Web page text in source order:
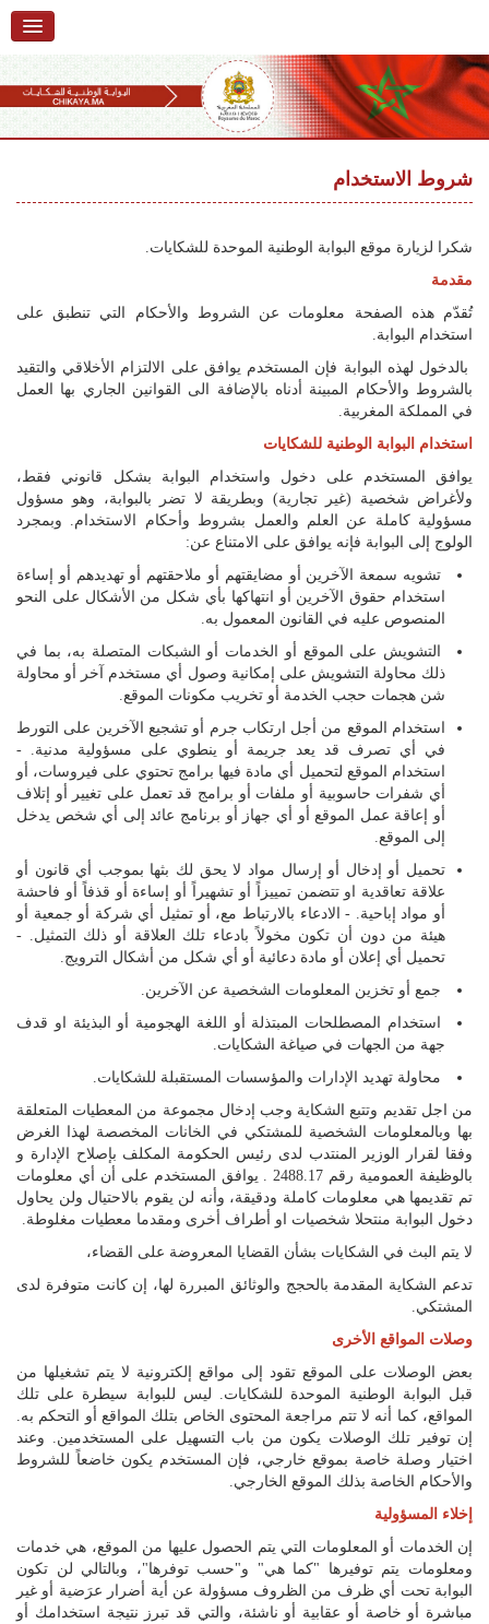
الرئيسية
حول البوابة
تقديم شكاية
تقديم ملاحظة
تقديم إقتراح
أسئلة وأجوبة
إحصائيات
أرقام الشكايات
اللغة
Français
العربية
navigation
content
شروط الاستخدام
شكرا لزيارة موقع البوابة الوطنية الموحدة للشكايات.
مقدمة
تُقدّم هذه الصفحة معلومات عن الشروط والأحكام التي تنطبق على
استخدام البوابة.
بالدخول لهذه البوابة فإن المستخدم يوافق على الالتزام الأخلاقي والتقيد
بالشروط والأحكام المبينة أدناه بالإضافة الى القوانين الجاري بها العمل
في المملكة المغربية.
استخدام البوابة الوطنية للشكايات
يوافق المستخدم على دخول واستخدام البوابة بشكل قانوني فقط،
ولأغراض شخصية (غير تجارية) وبطريقة لا تضر بالبوابة، وهو مسؤول
مسؤولية كاملة عن العلم والعمل بشروط وأحكام الاستخدام. وبمجرد
الولوج إلى البوابة فإنه يوافق على الامتناع عن:
تشويه سمعة الآخرين أو مضايقتهم أو ملاحقتهم أو تهديدهم أو إساءة
استخدام حقوق الآخرين أو انتهاكها بأي شكل من الأشكال على النحو
المنصوص عليه في القانون المعمول به.
التشويش على الموقع أو الخدمات أو الشبكات المتصلة به، بما في
ذلك محاولة التشويش على إمكانية وصول أي مستخدم آخر أو محاولة
شن هجمات حجب الخدمة أو تخريب مكونات الموقع.
استخدام الموقع من أجل ارتكاب جرم أو تشجيع الآخرين على التورط
في أي تصرف قد يعد جريمة أو ينطوي على مسؤولية مدنية. -
استخدام الموقع لتحميل أي مادة فيها برامج تحتوي على فيروسات، أو
أي شفرات حاسوبية أو ملفات أو برامج قد تعمل على تغيير أو إتلاف
أو إعاقة عمل الموقع أو أي جهاز أو برنامج عائد إلى أي شخص يدخل
إلى الموقع.
تحميل أو إدخال أو إرسال مواد لا يحق لك بثها بموجب أي قانون أو
علاقة تعاقدية او تتضمن تمييزاً أو تشهيراً أو إساءة أو قذفاً أو فاحشة
أو مواد إباحية. - الادعاء بالارتباط مع، أو تمثيل أي شركة أو جمعية أو
هيئة من دون أن تكون مخولاً بادعاء تلك العلاقة أو ذلك التمثيل. -
تحميل أي إعلان أو مادة دعائية أو أي شكل من أشكال الترويج.
جمع أو تخزين المعلومات الشخصية عن الآخرين.
استخدام المصطلحات المبتذلة أو اللغة الهجومية أو البذيئة او قدف
جهة من الجهات في صياغة الشكايات.
محاولة تهديد الإدارات والمؤسسات المستقبلة للشكايات.
من اجل تقديم وتتبع الشكاية وجب إدخال مجموعة من المعطيات المتعلقة
بها وبالمعلومات الشخصية للمشتكي في الخانات المخصصة لهذا الغرض
وفقا لقرار الوزير المنتدب لدى رئيس الحكومة المكلف بإصلاح الإدارة و
بالوظيفة العمومية رقم 2488.17 . يوافق المستخدم على أن أي معلومات
تم تقديمها هي معلومات كاملة ودقيقة، وأنه لن يقوم بالاحتيال ولن يحاول
دخول البوابة منتحلا شخصيات او أطراف أخرى ومقدما معطيات مغلوطة.
لا يتم البث في الشكايات بشأن القضايا المعروضة على القضاء،
تدعم الشكاية المقدمة بالحجج والوثائق المبررة لها، إن كانت متوفرة لدى
المشتكي.
وصلات المواقع الأخرى
بعض الوصلات على الموقع تقود إلى مواقع إلكترونية لا يتم تشغيلها من
قبل البوابة الوطنية الموحدة للشكايات. ليس للبوابة سيطرة على تلك
المواقع، كما أنه لا تتم مراجعة المحتوى الخاص بتلك المواقع أو التحكم به.
إن توفير تلك الوصلات يكون من باب التسهيل على المستخدمين. وعند
اختيار وصلة خاصة بموقع خارجي، فإن المستخدم يكون خاضعاً للشروط
والأحكام الخاصة بذلك الموقع الخارجي.
إخلاء المسؤولية
إن الخدمات أو المعلومات التي يتم الحصول عليها من الموقع، هي خدمات
ومعلومات يتم توفيرها "كما هي" و"حسب توفرها"، وبالتالي لن تكون
البوابة تحت أي ظرف من الظروف مسؤولة عن أية أضرار عرَضية أو غير
مباشرة أو خاصة أو عقابية أو ناشئة، والتي قد تبرز نتيجة استخدامك أو